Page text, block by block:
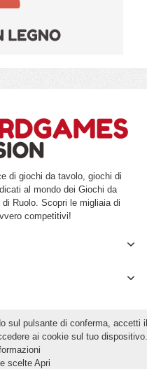
sul pulsante di conferma, accetti il
ai cookie sul tuo dispositivo.
scelte Apri
di giochi da tavolo, giochi di
al mondo dei Giochi da
Ruolo. Scopri le migliaia di
competitivi!
| PIVA / VAT: IT 08082880967 |
Balsamo (Milano) - ITALIA